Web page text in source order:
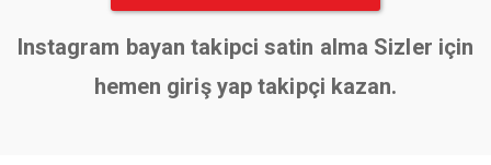
Instagram bayan takipci satin alma Sizler için
hemen giriş yap takipçi kazan.